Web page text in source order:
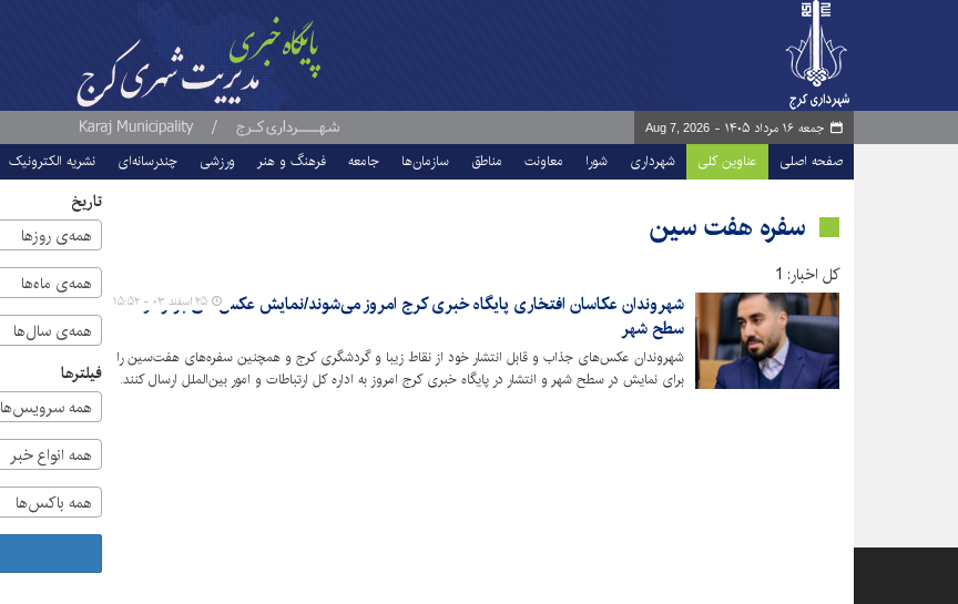
جمعه ۱۶ مرداد ۱۴۰۵ - Aug 7, 2026
صفحه اصلی عناوین کلی شهرداری شورا معاونت مناطق سازمان‌ها جامعه فرهنگ و هنر ورزشی چندرسانه‌ای نشریه الکترونیک
سفره هفت سین
کل اخبار: 1
شهروندان عکاسان افتخاری پایگاه خبری کرج امروز می‌شوند/نمایش عکس‌های برتر در
سطح شهر
شهروندان عکس‌های جذاب و قابل انتشار خود از نقاط زیبا و گردشگری کرج و همچنین سفره‌های هفت‌سین را
برای نمایش در سطح شهر و انتشار در پایگاه خبری کرج امروز به اداره کل ارتباطات و امور بین‌الملل ارسال کنند.
۲۵ اسفند ۰۳ - ۱۵:۵۲
تاریخ
همه‌ی روزها
همه‌ی ماه‌ها
همه‌ی سال‌ها
فیلترها
همه سرویس‌ها
همه انواع خبر
همه باکس‌ها